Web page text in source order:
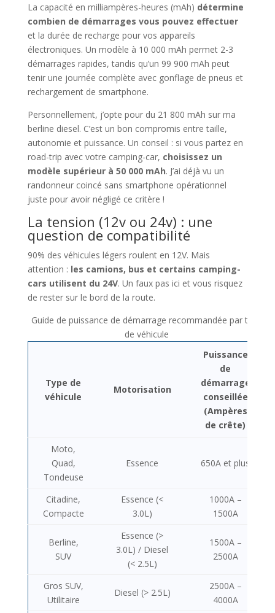
La capacité en milliampères-heures (mAh) détermine
combien de démarrages vous pouvez effectuer
et la durée de recharge pour vos appareils
électroniques. Un modèle à 10 000 mAh permet 2-3
démarrages rapides, tandis qu’un 99 900 mAh peut
tenir une journée complète avec gonflage de pneus et
rechargement de smartphone.
Personnellement, j’opte pour du 21 800 mAh sur ma
berline diesel. C’est un bon compromis entre taille,
autonomie et puissance. Un conseil : si vous partez en
road-trip avec votre camping-car, choisissez un
modèle supérieur à 50 000 mAh. J’ai déjà vu un
randonneur coincé sans smartphone opérationnel
juste pour avoir négligé ce critère !
La tension (12v ou 24v) : une
question de compatibilité
90% des véhicules légers roulent en 12V. Mais
attention : les camions, bus et certains camping-
cars utilisent du 24V. Un faux pas ici et vous risquez
de rester sur le bord de la route.
Guide de puissance de démarrage recommandée par type
de véhicule
Type de
véhicule
Motorisation
Puissance
de
démarrage
conseillée
(Ampères
de crête)
Moto,
Quad,
Tondeuse
Essence 650A et plus
Citadine,
Compacte
Essence (<
3.0L)
1000A –
1500A
Berline,
SUV
Essence (>
3.0L) / Diesel
(< 2.5L)
1500A –
2500A
Gros SUV,
Utilitaire
Diesel (> 2.5L)
2500A –
4000A